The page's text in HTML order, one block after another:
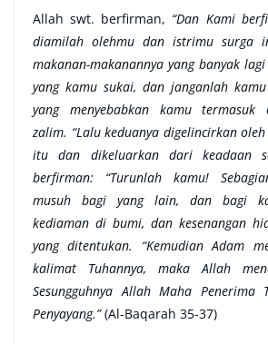
Allah swt. berfirman, “Dan Kami
diamilah olehmu dan istrimu surga
makanan-makanannya yang banyak
yang kamu sukai, dan janganlah
yang menyebabkan kamu termasuk
zalim. “Lalu keduanya digelincirkan
itu dan dikeluarkan dari keadaan
berfirman: “Turunlah kamu!
musuh bagi yang lain, dan bagi
kediaman di bumi, dan kesenangan
yang ditentukan. “Kemudian Adam
kalimat Tuhannya, maka Allah
Sesungguhnya Allah Maha
Penyayang.”(Al-Baqarah 35-37)